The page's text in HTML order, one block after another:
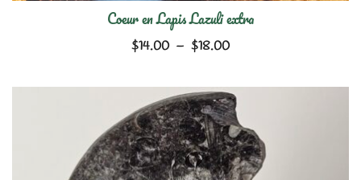
Coeur en Lapis Lazuli extra
$14.00 – $18.00Plage
prix :
$14.00
à
$18.00